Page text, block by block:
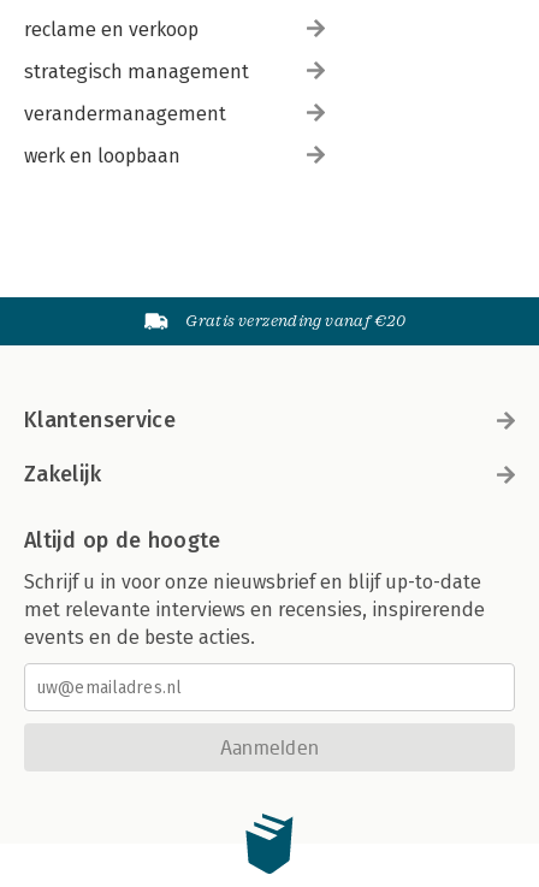
reclame en verkoop
strategisch management
verandermanagement
werk en loopbaan
Gratis verzending vanaf €20
Klantenservice
Zakelijk
Altijd op de hoogte
Schrijf u in voor onze nieuwsbrief en blijf up-to-date
met relevante interviews en recensies, inspirerende
events en de beste acties.
Aanmelden